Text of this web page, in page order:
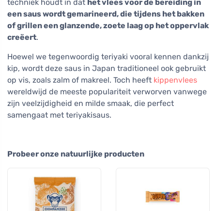
techniek houdt in dat het vlees voor de bereiding in
een saus wordt gemarineerd, die tijdens het bakken
of grillen een glanzende, zoete laag op het oppervlak
creëert.
Hoewel we tegenwoordig teriyaki vooral kennen dankzij
kip, wordt deze saus in Japan traditioneel ook gebruikt
op vis, zoals zalm of makreel. Toch heeft kippenvlees
wereldwijd de meeste populariteit verworven vanwege
zijn veelzijdigheid en milde smaak, die perfect
samengaat met teriyakisaus.
Probeer onze natuurlijke producten